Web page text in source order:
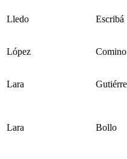
Lledo Escribá
López Comino
Lara
Lara Bollo